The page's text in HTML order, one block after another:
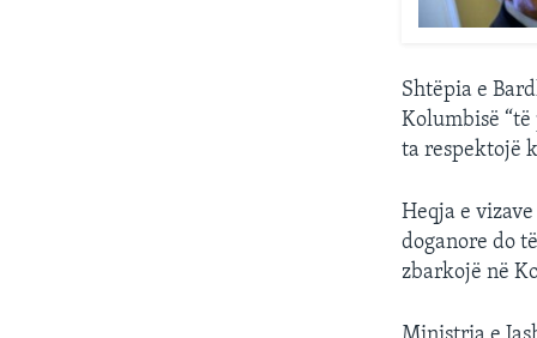
Shtëpia e
Kolumbisë
ta respektojë
Heqja e
doganore do
zbarkojë në